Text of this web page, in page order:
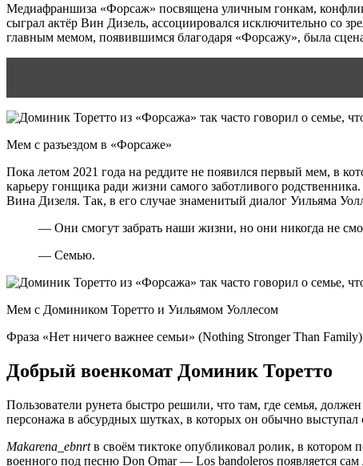
Медиафраншиза «Форсаж» посвящена уличным гонкам,
сыграл актёр Вин Дизель, ассоциировался исключительно
главным мемом, появившимся благодаря «Форсажу», была
Мем с разъездом в «Форсаже»
Пока летом 2021 года на реддите не появился первый мем, в
карьеру гонщика ради жизни самого заботливого
Вина Дизеля. Так, в его случае знаменитый диалог Уильяма
— Они смогут забрать наши жизни, но они никогда не
— Семью.
Мем с Домиником Торетто и Уильямом Уоллесом
Фраза «Нет ничего важнее семьи» (Nothing Stronger Than
Добрый военкомат Доминик Торетто
Пользователи рунета быстро решили, что там, где семья,
персонажа в абсурдных шутках, в которых он обычно выступал
Makarena_ebnrtв своём тиктоке опубликовал ролик, в котором
военного под песню Don Omar — Los bandoleros появляется